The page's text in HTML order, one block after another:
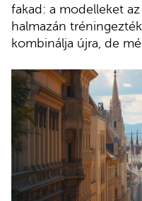
fakad: a modelleket
halmazán
kombinálja újra, de